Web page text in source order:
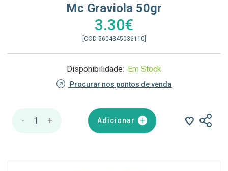
Mc Graviola 50gr
3.30€
[COD 5604345036110]
Disponibilidade: Em Stock
Procurar nos pontos de venda
- 1 + Adicionar